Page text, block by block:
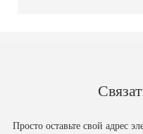
Просто оставьте свой адрес